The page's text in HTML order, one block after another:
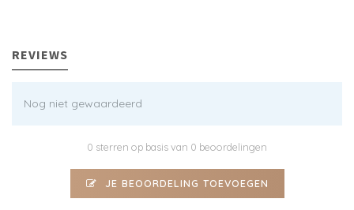
REVIEWS
Nog niet gewaardeerd
0 sterren op basis van 0 beoordelingen
JE BEOORDELING TOEVOEGEN